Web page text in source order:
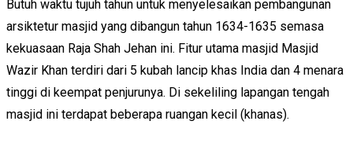
Butuh waktu tujuh tahun untuk menyelesaikan pembangunan
arsiktetur masjid yang dibangun tahun 1634-1635 semasa
kekuasaan Raja Shah Jehan ini. Fitur utama masjid Masjid
Wazir Khan terdiri dari 5 kubah lancip khas India dan 4 menara
tinggi di keempat penjurunya. Di sekeliling lapangan tengah
masjid ini terdapat beberapa ruangan kecil (khanas).